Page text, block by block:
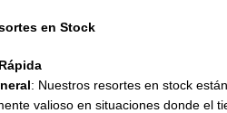
en Stock
: Nuestros resortes en stock
valioso en situaciones donde el